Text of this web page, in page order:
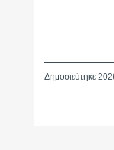
Δημοσιεύτηκε